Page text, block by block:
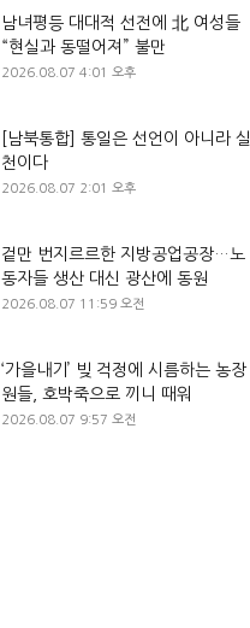
남녀평등 대대적 선전에 北 여성들
“현실과 동떨어져” 불만
2026.08.07 4:01 오후
[남북통합] 통일은 선언이 아니라 실
천이다
2026.08.07 2:01 오후
겉만 번지르르한 지방공업공장…노
동자들 생산 대신 광산에 동원
2026.08.07 11:59 오전
‘가을내기’ 빚 걱정에 시름하는 농장
원들, 호박죽으로 끼니 때워
2026.08.07 9:57 오전